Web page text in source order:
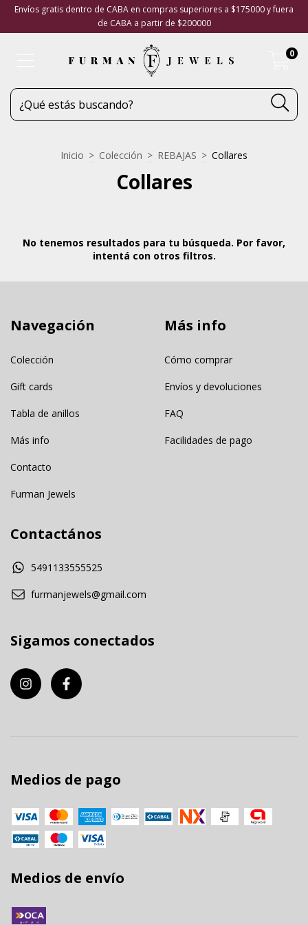
Envíos gratis dentro de CABA en compras superiores a $175000 y fuera
de CABA a partir de $200000
0
Inicio > Colección > REBAJAS > Collares
Collares
No tenemos resultados para tu búsqueda. Por favor,
intentá con otros filtros.
Navegación
Colección
Gift cards
Tabla de anillos
Más info
Contacto
Furman Jewels
Más info
Cómo comprar
Envíos y devoluciones
FAQ
Facilidades de pago
Contactános
5491133555525
furmanjewels@gmail.com
Sigamos conectados
Medios de pago
Medios de envío